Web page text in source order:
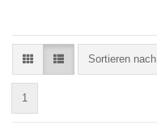
Sortieren nach
Sortieren nach
1